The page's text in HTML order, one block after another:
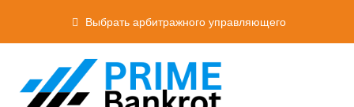
Выбрать арбитражного управляющего